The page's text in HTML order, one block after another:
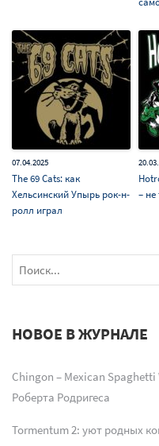
07.04.2025
The 69 Cats: как
Хельсинский Упырь рок-н-
ролл играл
– не
НОВОЕ В ЖУРНАЛЕ
Chingon – Mexican Spaghetti
Роберта Родригеса
Tormentum 2: уют родных